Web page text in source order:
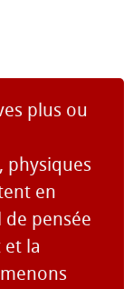
plus ou
physiques
en
pensée
la